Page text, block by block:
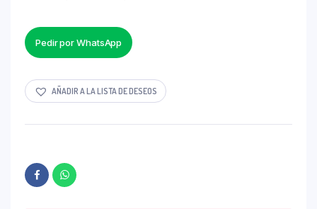
Pedir por WhatsApp
AÑADIR A LA LISTA DE DESEOS